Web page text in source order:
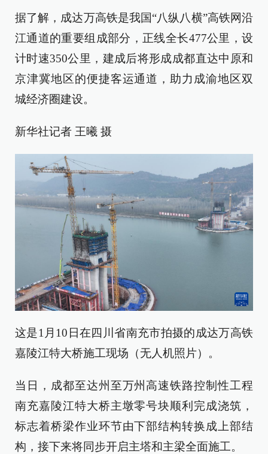
据了解，成达万高铁是我国“八纵八横”高铁网沿
江通道的重要组成部分，正线全长477公里，设
计时速350公里，建成后将形成成都直达中原和
京津冀地区的便捷客运通道，助力成渝地区双
城经济圈建设。
新华社记者 王曦 摄
这是1月10日在四川省南充市拍摄的成达万高铁
嘉陵江特大桥施工现场（无人机照片）。
当日，成都至达州至万州高速铁路控制性工程
南充嘉陵江特大桥主墩零号块顺利完成浇筑，
标志着桥梁作业环节由下部结构转换成上部结
构，接下来将同步开启主塔和主梁全面施工。